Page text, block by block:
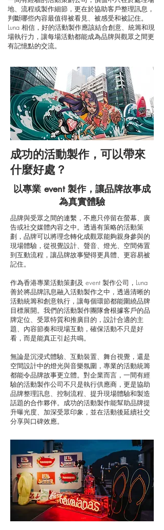
地、流程或製作細節，更在於協助客戶整理訊息，
判斷哪些內容最值得被看見、被感受和被記住。
Luna 相信，好的活動製作應該結合創意、統籌和現
場執行力，讓每場活動都能成為品牌與觀眾之間更
有記憶點的交流。
成功的活動製作，可以帶來
什麼好處？
以專業 event 製作，讓品牌故事成
為真實體驗
品牌與受眾之間的連繫，不應只停留在螢幕、廣
告或社交媒體內容之中。透過有策略的活動策
劃，品牌可以將理念轉化成觀眾能夠親身參與的
現場體驗，從視覺設計、聲音、燈光、空間佈置
到互動流程，讓品牌故事變得更具體、更容易被
記住。
作為香港專業活動策劃及 event 製作公司，Luna
善於將品牌訊息融入活動製作之中，透過清晰的
活動統籌和創意執行，讓每個環節都能圍繞品牌
目標展開。我們的活動製作團隊會根據客戶的品
牌定位、受眾特質和推廣目的，設計合適的主
題、內容節奏和現場互動，確保活動不只是好
看，而是能真正引起共鳴。
無論是沉浸式體驗、互動裝置、舞台視覺，還是
空間設計中的燈光與音樂氛圍，專業的活動統籌
都能令品牌故事更立體。對企業而言，一間有經
驗的活動製作公司不只是執行供應商，更是協助
品牌整理訊息、控制流程、提升現場體驗和製造
話題的合作夥伴。成功的活動製作能幫助品牌提
升曝光度、加深受眾印象，並在活動後延續社交
分享與口碑效應。